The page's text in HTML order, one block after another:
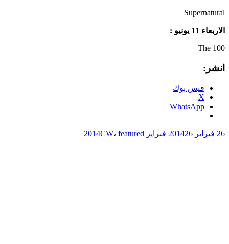
Supernatural
الاربعاء 11 يونيو :
The 100
انشر:
فيس بوك
X
WhatsApp
26 فبراير 2014 26 فبراير 2014 CW، featured